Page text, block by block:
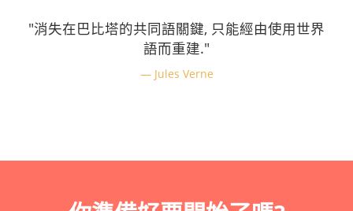
"消失在巴比塔的共同語關鍵, 只能經由使用世界
語而重建."
Jules Verne